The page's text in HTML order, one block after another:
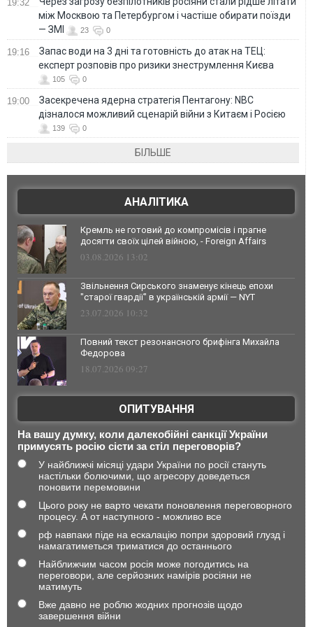
19:32
між Москвою та Петербургом і частіше обирати поїзди
— ЗМІ
23 0
19:16
Запас води на 3 дні та готовність до атак на ТЕЦ:
експерт розповів про ризики знеструмлення Києва
105 0
19:00
Засекречена ядерна стратегія Пентагону: NBC
дізналося можливий сценарій війни з Китаєм і Росією
139 0
БІЛЬШЕ
АНАЛІТИКА
Кремль не готовий до компромісів і прагне
досягти своїх цілей війною, - Foreign Affairs
03.08.2026 13:02
Звільнення Сирського знаменує кінець епохи
"старої гвардії" в українській армії — NYT
23.07.2026 10:32
Повний текст резонансного брифінга Михайла
Федорова
18.07.2026 09:27
ОПИТУВАННЯ
На вашу думку, коли далекобійні санкції України
примусять росію сісти за стіл переговорів?
У найближчі місяці удари України по росії стануть
настільки болючими, що агресору доведеться
поновити перемовини
Цього року не варто чекати поновлення переговорного
процесу. А от наступного - можливо все
рф навпаки піде на ескалацію попри здоровий глузд і
намагатиметься триматися до останнього
Найближчим часом росія може погодитись на
переговори, але серйозних намірів росіяни не
матимуть
Вже давно не роблю жодних прогнозів щодо
завершення війни